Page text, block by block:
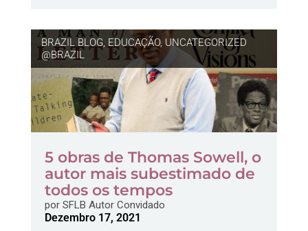
BRAZIL BLOG, EDUCAÇÃO, UNCATEGORIZED
@BRAZIL
5 obras de Thomas Sowell, o
autor mais subestimado de
todos os tempos
porSFLB Autor Convidado
Dezembro 17, 2021